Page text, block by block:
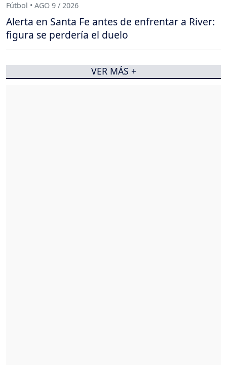
Fútbol • AGO 9 / 2026
Alerta en Santa Fe antes de enfrentar a River:
figura se perdería el duelo
VER MÁS +